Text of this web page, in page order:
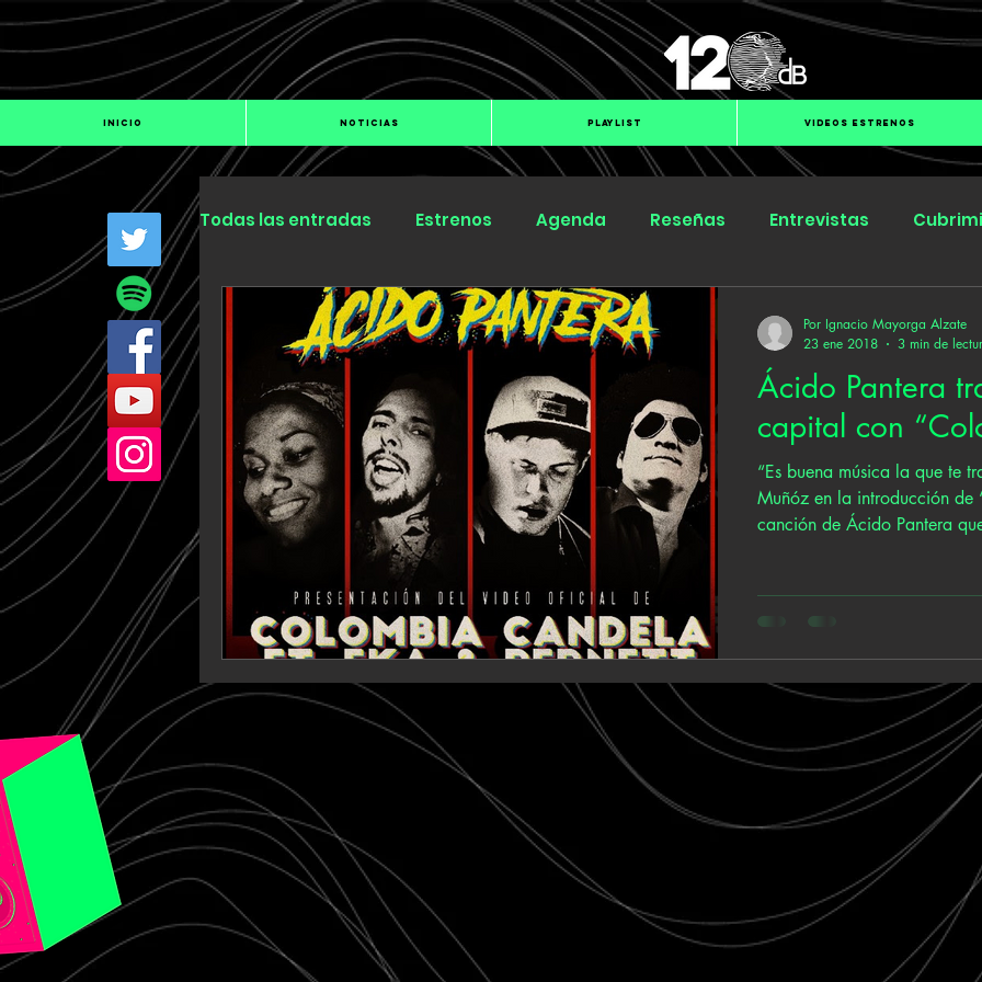
INICIO NOTICIAS PLAYLIST VIDEOS ESTRENOS
Todas las entradas Estrenos Agenda Reseñas Entrevistas
Industria Especiales Submit Hub Groover
Ácido Pantera
capital con
“Es buena música la que te
Muñóz en la introducción de
canción de Ácido Pantera
Por Ignacio Mayorga Alzate
23 ene 2018
3 min de